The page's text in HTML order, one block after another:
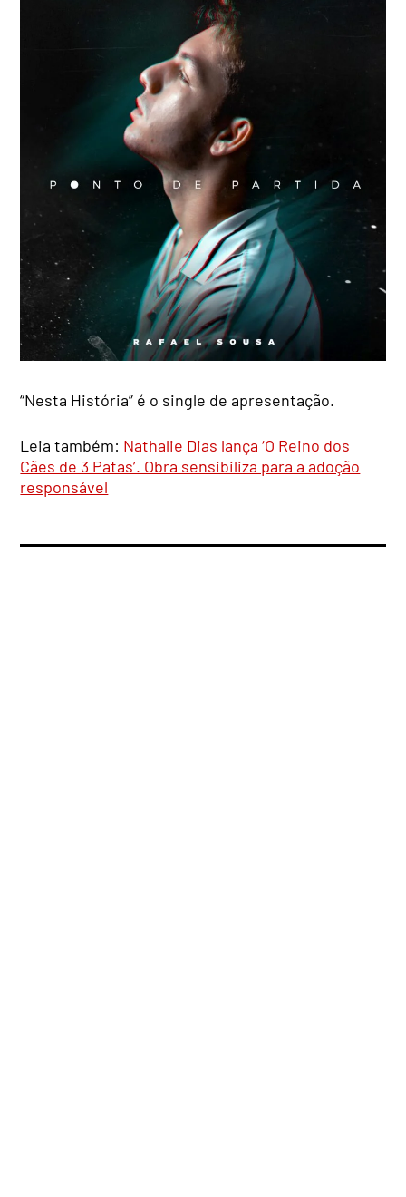
“Nesta História” é o single de apresentação.
Leia também: Nathalie Dias lança ‘O Reino dos
Cães de 3 Patas’. Obra sensibiliza para a adoção
responsável